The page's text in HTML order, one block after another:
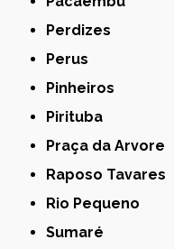
Perdizes
Perus
Pinheiros
Pirituba
Praça da Arvore
Raposo Tavares
Rio Pequeno
Sumaré